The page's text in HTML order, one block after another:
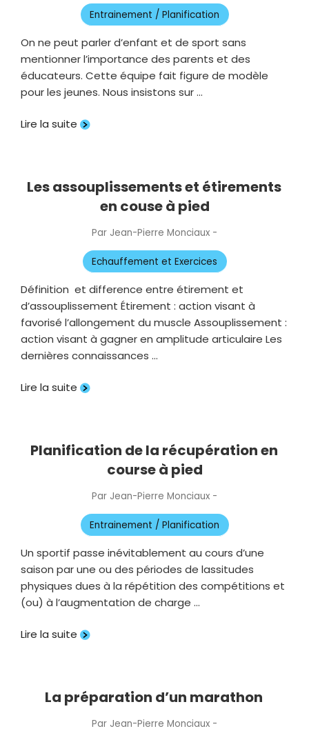
Entrainement / Planification
On ne peut parler d’enfant et de sport sans
mentionner l’importance des parents et des
éducateurs. Cette équipe fait figure de modèle
pour les jeunes. Nous insistons sur …
Lire la suite
Les assouplissements et étirements
en couse à pied
Par Jean-Pierre Monciaux -
le
Echauffement et Exercices
Définition et difference entre étirement et
d’assouplissement Étirement : action visant à
favorisé l’allongement du muscle Assouplissement :
action visant à gagner en amplitude articulaire Les
dernières connaissances …
Lire la suite
Planification de la récupération en
course à pied
Par Jean-Pierre Monciaux -
le
Entrainement / Planification
Un sportif passe inévitablement au cours d’une
saison par une ou des périodes de lassitudes
physiques dues à la répétition des compétitions et
(ou) à l’augmentation de charge …
Lire la suite
La préparation d’un marathon
Par Jean-Pierre Monciaux -